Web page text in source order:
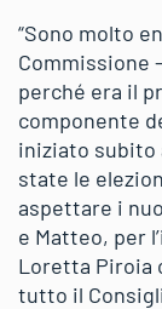
“Sono molto
Commissione
perché era il
componente
iniziato subito
state le
aspettare i
e Matteo, per
Loretta Piroia
tutto il